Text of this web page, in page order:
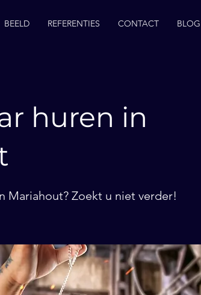
BEELD REFERENTIES CONTACT BLOG
huren in
Mariahout? Zoekt u niet verder!